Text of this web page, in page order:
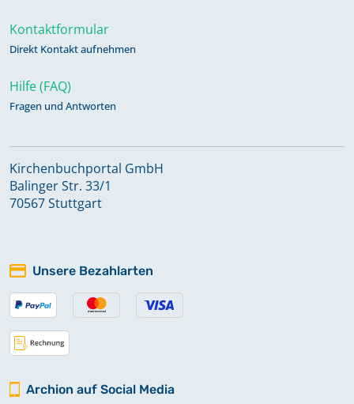
Kontaktformular
Direkt Kontakt aufnehmen
Hilfe (FAQ)
Fragen und Antworten
Kirchenbuchportal GmbH
Balinger Str. 33/1
70567 Stuttgart
Unsere Bezahlarten
Archion auf Social Media